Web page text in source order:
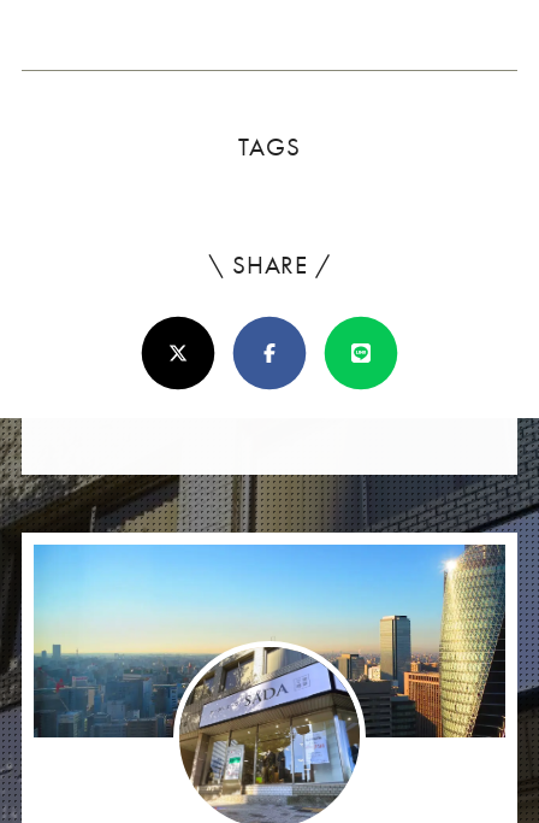
TAGS
\ SHARE /
ろ
し
け
ば
シ
ア
し
て
く
だ
X(Twitter)FacebookLine